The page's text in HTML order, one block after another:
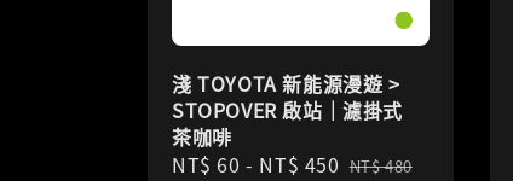
淺 TOYOTA 新能源漫遊 >
STOPOVER 啟站｜濾掛式
茶咖啡
Sale
NT$ 60 - NT$ 450 Regular
NT$ 480